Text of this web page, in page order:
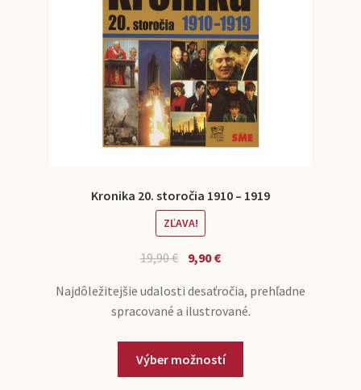
Kronika 20. storočia 1910 – 1919
ZĽAVA!
19,90€ 9,90€
Najdôležitejšie udalosti desaťročia, prehľadne
spracované a ilustrované.
Výber možností